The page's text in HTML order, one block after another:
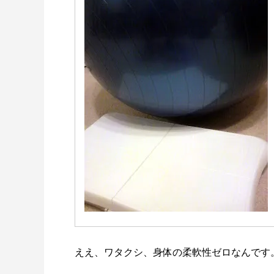
ええ、ワタクシ、身体の柔軟性ゼロなんです